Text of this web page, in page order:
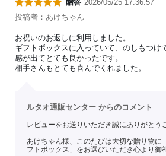
贈答 2026/05/25 17:36:57
投稿者：あけちゃん
お祝いのお返しに利用しました。
ギフトボックスに入っていて、のしもつけ
感が出てとても良かったです。
相手さんもとても喜んでくれました。
ルタオ通販センター からのコメント
レビューをお送りいただき誠にありがとう
あけちゃん様、このたびは大切な贈り物に
フトボックス」をお選びいただき心より御